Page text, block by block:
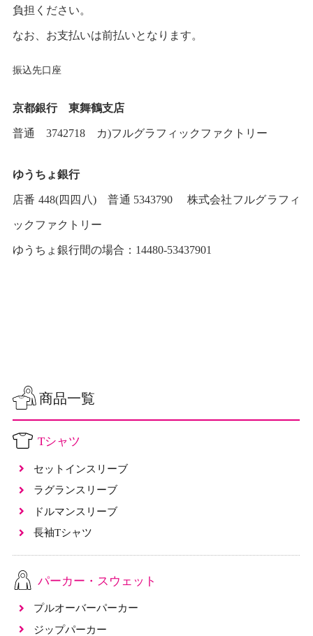
負担ください。
なお、お支払いは前払いとなります。
振込先口座
京都銀行 東舞鶴支店
普通 3742718 カ)フルグラフィックファクトリー
ゆうちょ銀行
店番 448(四四八) 普通 5343790 株式会社フルグラフィ
ックファクトリー
ゆうちょ銀行間の場合：14480-53437901
商品一覧
Tシャツ
セットインスリーブ
ラグランスリーブ
ドルマンスリーブ
長袖Tシャツ
パーカー・スウェット
プルオーバーパーカー
ジップパーカー